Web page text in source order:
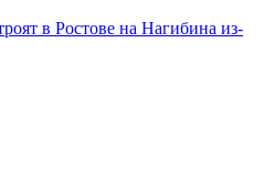
в Ростове на Нагибина из-